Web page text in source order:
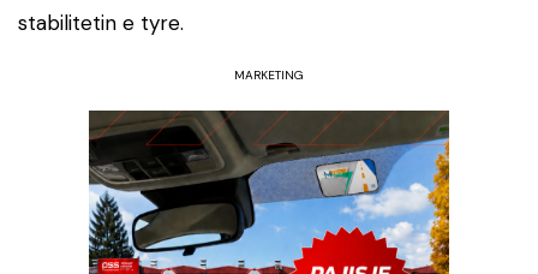
stabilitetin e tyre.
MARKETING